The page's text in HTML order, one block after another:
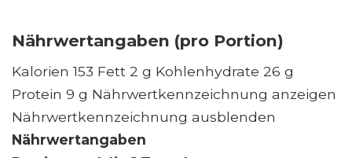
Nährwertangaben (pro Portion)
Kalorien 153 Fett 2 g Kohlenhydrate 26 g
Protein 9 g Nährwertkennzeichnung anzeigen
Nährwertkennzeichnung ausblenden
Nährwertangaben